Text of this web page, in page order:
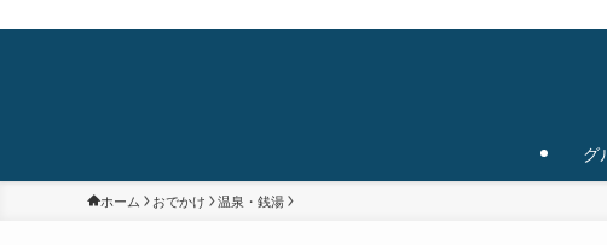
グ
ホーム おでかけ 温泉・銭湯